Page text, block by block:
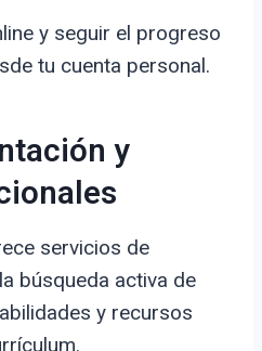
y seguir el progreso
tu cuenta personal.
y
servicios de
búsqueda activa de
y recursos